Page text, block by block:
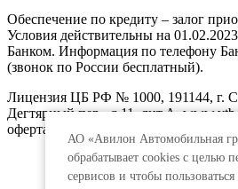
АО «Авилон Автомобильная
обрабатывает cookies с целью
сервисов и чтобы
Обеспечение по кредиту – залог
Условия действительны на
Банком. Информация по телефону
(звонок по России бесплатный).
Лицензия ЦБ РФ № 1000, 191144, г.
Дегтярный пер., д.11, лит.А.
оферта.